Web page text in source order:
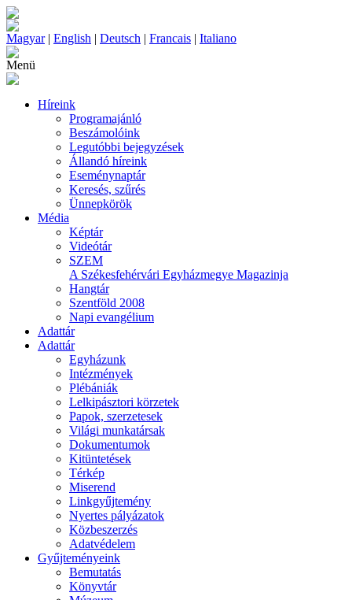
Magyar| English | Deutsch | Francais | Italiano
Menü
Híreink
Programajánló
Beszámolóink
Legutóbbi bejegyzések
Állandó híreink
Eseménynaptár
Keresés, szűrés
Ünnepkörök
Média
Képtár
Videótár
SZEM
A Székesfehérvári Egyházmegye Magazinja
Hangtár
Szentföld 2008
Napi evangélium
Adattár
Adattár
Egyházunk
Intézmények
Plébániák
Lelkipásztori körzetek
Papok, szerzetesek
Világi munkatársak
Dokumentumok
Kitüntetések
Térkép
Miserend
Linkgyűjtemény
Nyertes pályázatok
Közbeszerzés
Adatvédelem
Gyűjteményeink
Bemutatás
Könyvtár